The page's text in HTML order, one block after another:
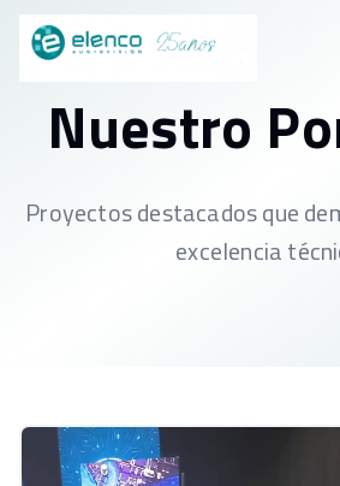
Nuestro
Proyectos destacados que
excelencia